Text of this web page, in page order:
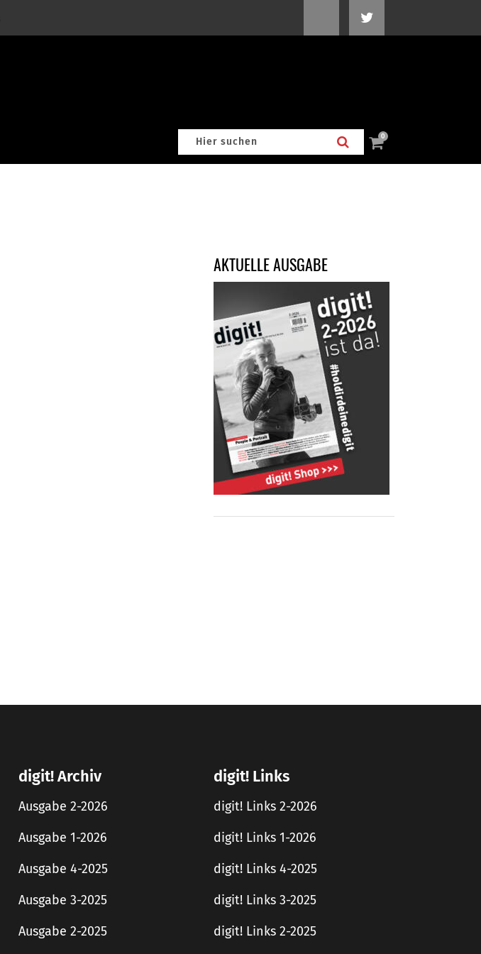
0
AKTUELLE AUSGABE
digit! Archiv
Ausgabe 2-2026
Ausgabe 1-2026
Ausgabe 4-2025
Ausgabe 3-2025
Ausgabe 2-2025
digit! Links
digit! Links 2-2026
digit! Links 1-2026
digit! Links 4-2025
digit! Links 3-2025
digit! Links 2-2025